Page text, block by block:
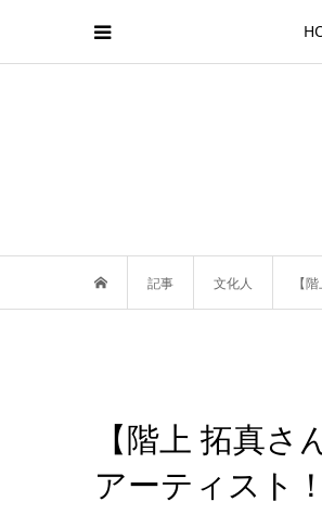
記事 文化人 【
【階上 拓真
アーティスト